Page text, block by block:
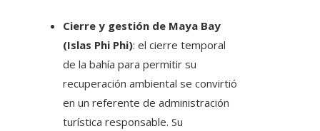
Cierre y gestión de Maya Bay
(Islas Phi Phi): el cierre temporal
de la bahía para permitir su
recuperación ambiental se convirtió
en un referente de administración
turística responsable. Su